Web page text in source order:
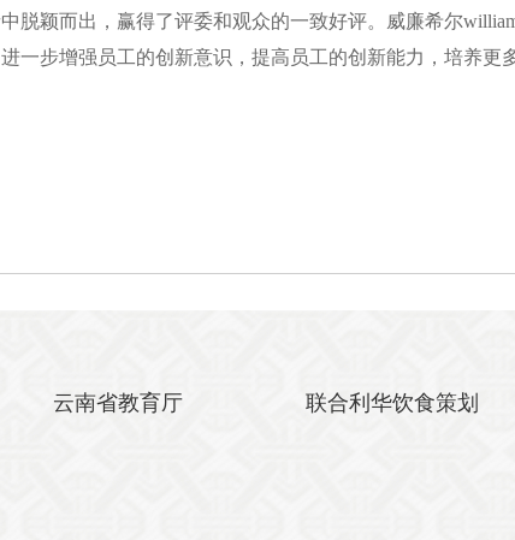
脱颖而出，赢得了评委和观众的一致好评。威廉希尔
一步增强员工的创新意识，提高员工的创新能力，培养更
云南省教育厅 联合利华饮食策划